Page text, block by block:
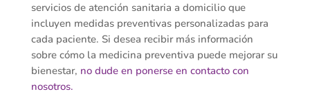
servicios de atención sanitaria a domicilio que
incluyen medidas preventivas personalizadas para
cada paciente. Si desea recibir más información
sobre cómo la medicina preventiva puede mejorar su
bienestar, no dude en ponerse en contacto con
nosotros.